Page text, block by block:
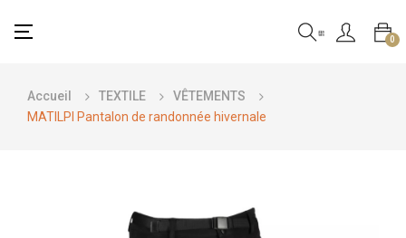
Basculer
☰ 0
Accueil TEXTILE
VÊTEMENTS
MATILPI Pantalon de randonnée hivernale